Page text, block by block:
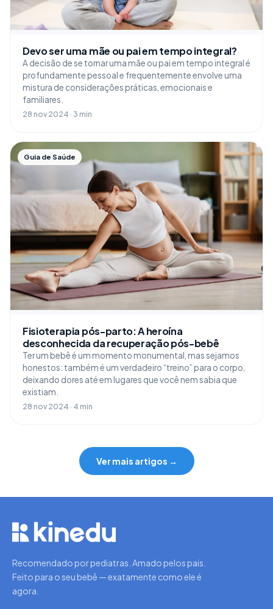
Devo ser uma mãe ou pai em tempo integral?
A decisão de se tornar uma mãe ou pai em tempo integral é
profundamente pessoal e frequentemente envolve uma
mistura de considerações práticas, emocionais e
familiares.
28 nov 2024 · 3 min
Guia de Saúde
Fisioterapia pós-parto: A heroína
desconhecida da recuperação pós-bebê
Ter um bebê é um momento monumental, mas sejamos
honestos: também é um verdadeiro “treino” para o corpo,
deixando dores até em lugares que você nem sabia que
existiam.
28 nov 2024 · 4 min
Ver mais artigos →
Recomendado por pediatras. Amado pelos pais.
Feito para o seu bebê — exatamente como ele é
agora.